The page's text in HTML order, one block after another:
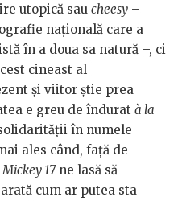
utopică sau cheesy –
națională care a
în a doua sa natură –, ci
cineast al
și viitor știe prea
e greu de îndurat à la
în numele
ales când, față de
Mickey 17ne lasă să
cum ar putea sta